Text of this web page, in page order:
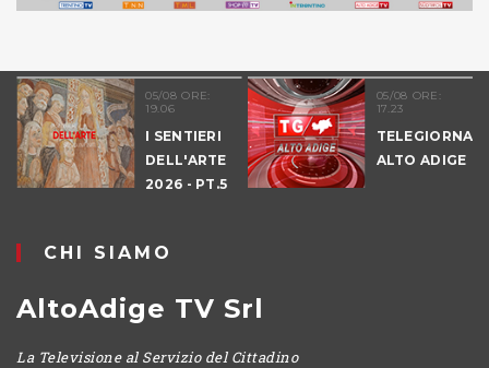
05/08 ORE:
19.06
I SENTIERI
DELL'ARTE
2026 - PT.5
05/08 ORE:
17.23
ALTO ADIGE
CHI SIAMO
AltoAdige TV Srl
La Televisione al Servizio del Cittadino